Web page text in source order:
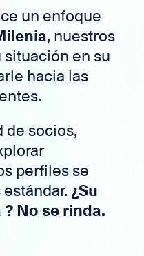
un enfoque
, nuestros
situación en su
hacia las
de socios,
perfiles se
¿Su
No se rinda.